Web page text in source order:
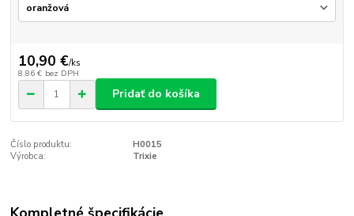
10,90 €/ks
8,86 € bez DPH
Pridať do košíka
Číslo produktu:
H0015
Výrobca:
Trixie